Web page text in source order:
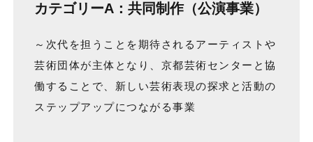
カテゴリーA：共同制作（公演事業）
～次代を担うことを期待されるアーティストや
芸術団体が主体となり、京都芸術センターと協
働することで、新しい芸術表現の探求と活動の
ステップアップにつながる事業